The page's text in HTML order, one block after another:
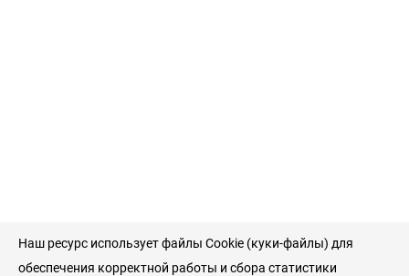
Наш ресурс использует файлы Cookie (куки-файлы) для
обеспечения корректной работы и сбора статистики